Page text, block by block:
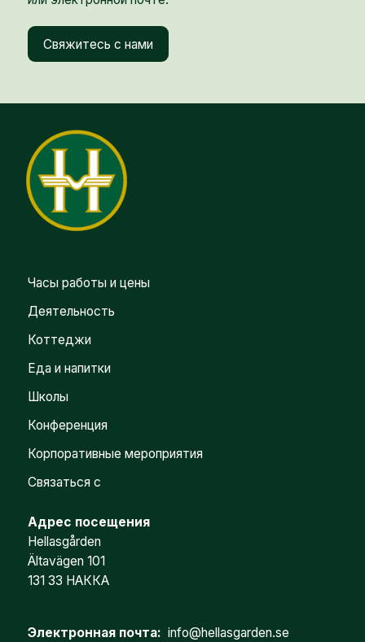
Свяжитесь с нами
Часы работы и цены
Деятельность
Коттеджи
Еда и напитки
Школы
Конференция
Корпоративные мероприятия
Связаться с
Адрес посещения
Hellasgården
Ältavägen 101
131 33 НАККА
Электронная почта: info@hellasgarden.se